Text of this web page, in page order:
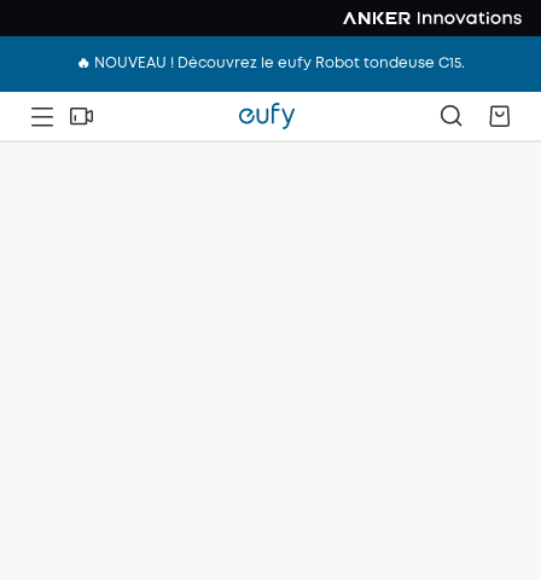
🔥 NOUVEAU ! Découvrez le eufy Robot tondeuse C15.